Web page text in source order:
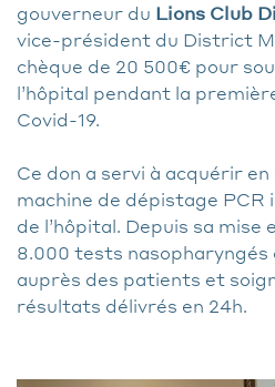
gouverneur du Lions Club
vice-président du District
chèque de 20 500€ pour
l’hôpital pendant la
Covid-19.
Ce don a servi à acquérir
machine de dépistage
de l’hôpital. Depuis sa mise
8.000 tests
auprès des patients et
résultats délivrés en 24h.